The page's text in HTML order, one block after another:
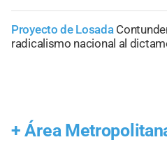
Proyecto de Losada
radicalismo nacional al
+ Área